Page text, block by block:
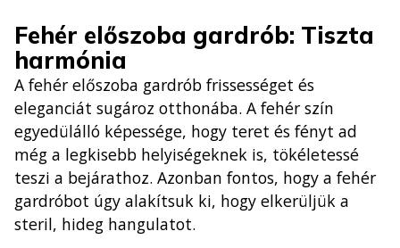
Fehér előszoba gardrób: Tiszta
harmónia
A fehér előszoba gardrób frissességet és
eleganciát sugároz otthonába. A fehér szín
egyedülálló képessége, hogy teret és fényt ad
még a legkisebb helyiségeknek is, tökéletessé
teszi a bejárathoz. Azonban fontos, hogy a fehér
gardróbot úgy alakítsuk ki, hogy elkerüljük a
steril, hideg hangulatot.